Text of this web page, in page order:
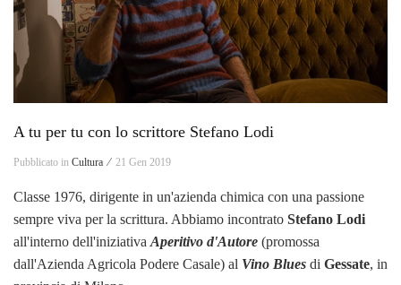
A tu per tu con lo scrittore Stefano Lodi
Pubblicato in Cultura ⁄ 21 Gen 2019
Classe 1976, dirigente in un'azienda chimica con una passione
sempre viva per la scrittura. Abbiamo incontrato Stefano Lodi
all'interno dell'iniziativa Aperitivo d'Autore (promossa
dall'Azienda Agricola Podere Casale) al Vino Blues di Gessate, in